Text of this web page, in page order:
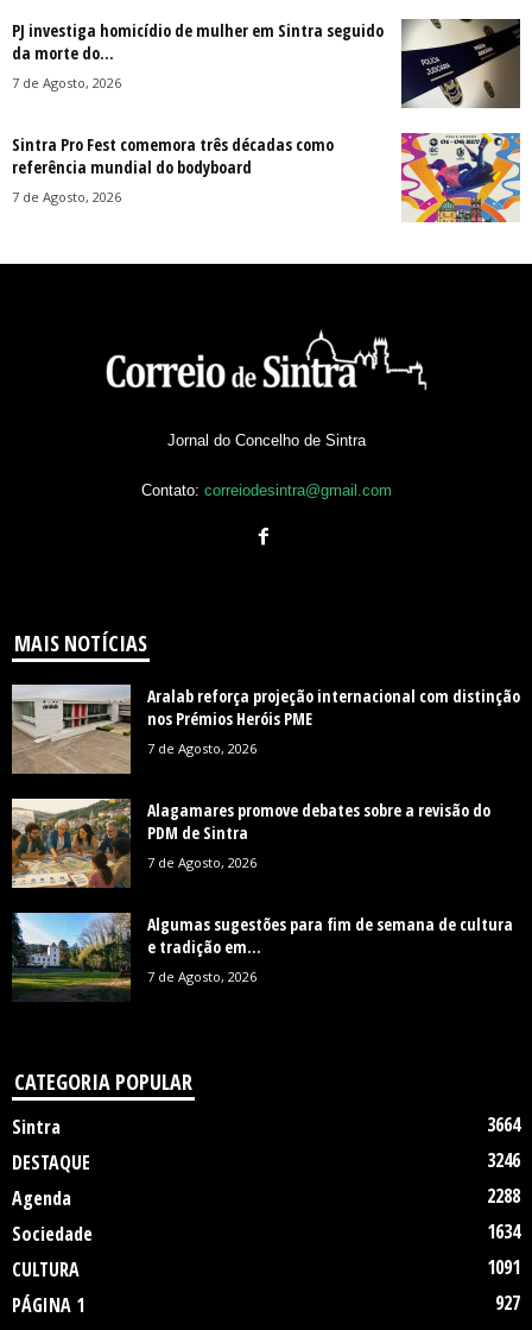
PJ investiga homicídio de mulher em Sintra seguido
da morte do...
7 de Agosto, 2026
Sintra Pro Fest comemora três décadas como
referência mundial do bodyboard
7 de Agosto, 2026
Jornal do Concelho de Sintra
Contato: correiodesintra@gmail.com
MAIS NOTÍCIAS
Aralab reforça projeção internacional com distinção
nos Prémios Heróis PME
7 de Agosto, 2026
Alagamares promove debates sobre a revisão do
PDM de Sintra
7 de Agosto, 2026
Algumas sugestões para fim de semana de cultura
e tradição em...
7 de Agosto, 2026
CATEGORIA POPULAR
Sintra
3664
DESTAQUE
3246
Agenda
2288
Sociedade
1634
CULTURA
1091
PÁGINA 1
927